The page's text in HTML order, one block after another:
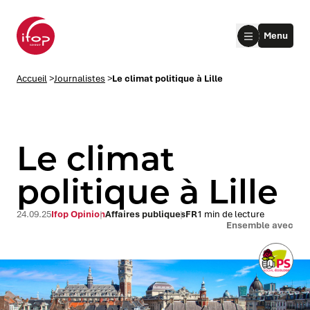
submenu
submenu
Menu
Accueil>Journalistes >Le climat politique à Lille
Le climat
politique à Lille
Ensemble avec
24.09.25Ifop OpinionAffaires publiquesFR1 min de lecture